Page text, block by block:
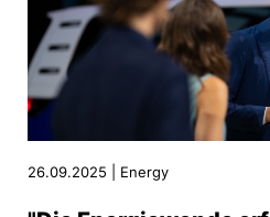
26.09.2025 | Energy